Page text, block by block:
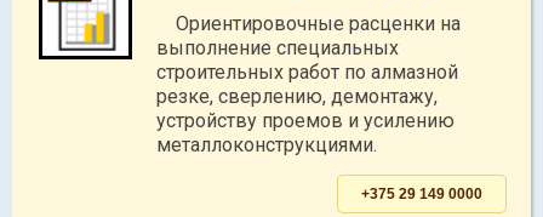
Ориентировочные расценки на
выполнение специальных
строительных работ по алмазной
резке, сверлению, демонтажу,
устройству проемов и усилению
металлоконструкциями.
+375 29 149 0000